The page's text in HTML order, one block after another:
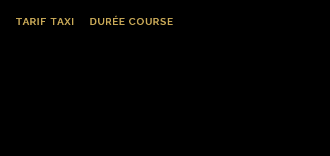
TARIF TAXI DURÉE COURSE